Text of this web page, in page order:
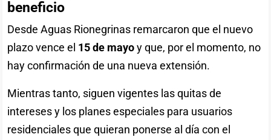
beneficio
Desde Aguas Rionegrinas remarcaron que el nuevo
plazo vence el 15 de mayoy que, por el momento, no
hay confirmación de una nueva extensión.
Mientras tanto, siguen vigentes las quitas de
intereses y los planes especiales para usuarios
residenciales que quieran ponerse al día con el